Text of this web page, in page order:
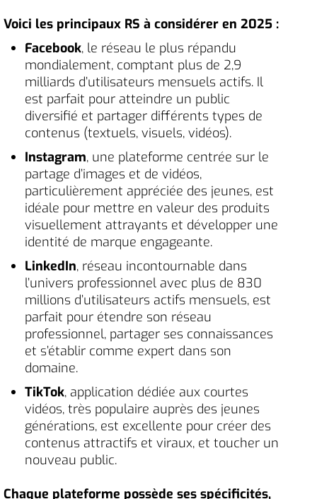
Voici les principaux RS à considérer en 2025 :
Facebook, le réseau le plus répandu
mondialement, comptant plus de 2,9
milliards d’utilisateurs mensuels actifs. Il
est parfait pour atteindre un public
diversifié et partager différents types de
contenus (textuels, visuels, vidéos).
Instagram, une plateforme centrée sur le
partage d’images et de vidéos,
particulièrement appréciée des jeunes, est
idéale pour mettre en valeur des produits
visuellement attrayants et développer une
identité de marque engageante.
LinkedIn, réseau incontournable dans
l’univers professionnel avec plus de 830
millions d’utilisateurs actifs mensuels, est
parfait pour étendre son réseau
professionnel, partager ses connaissances
et s’établir comme expert dans son
domaine.
TikTok, application dédiée aux courtes
vidéos, très populaire auprès des jeunes
générations, est excellente pour créer des
contenus attractifs et viraux, et toucher un
nouveau public.
Chaque plateforme possède ses spécificités,